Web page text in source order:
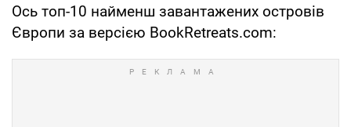
Ось топ-10 найменш завантажених островів
Європи за версією BookRetreats.com: